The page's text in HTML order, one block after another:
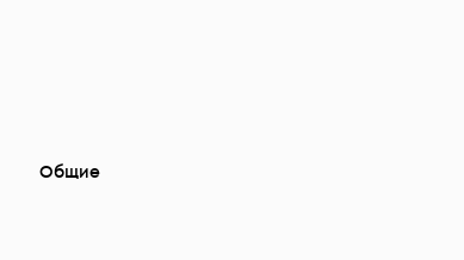
Общие